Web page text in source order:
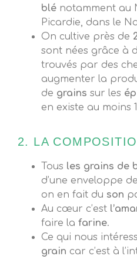
blé notamment au
Picardie, dans le
On cultive près de
sont nées grâce à
trouvés par des
augmenter la
de grains sur les
en existe au moins
2. LA
Tous les grains de
d’une enveloppe
on en fait du son
Au cœur c’est
faire la farine.
Ce qui nous
grain car c’est à